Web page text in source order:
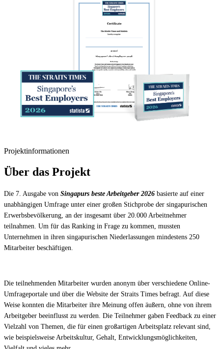
Projektinformationen
Über das Projekt
Die 7. Ausgabe von Singapurs beste Arbeitgeber 2026 basierte auf einer
unabhängigen Umfrage unter einer großen Stichprobe der singapurischen
Erwerbsbevölkerung, an der insgesamt über 20.000 Arbeitnehmer
teilnahmen. Um für das Ranking in Frage zu kommen, mussten
Unternehmen in ihren singapurischen Niederlassungen mindestens 250
Mitarbeiter beschäftigen.
Die teilnehmenden Mitarbeiter wurden anonym über verschiedene Online-
Umfrageportale und über die Website der Straits Times befragt. Auf diese
Weise konnten die Mitarbeiter ihre Meinung offen äußern, ohne von ihrem
Arbeitgeber beeinflusst zu werden. Die Teilnehmer gaben Feedback zu einer
Vielzahl von Themen, die für einen großartigen Arbeitsplatz relevant sind,
wie beispielsweise Arbeitskultur, Gehalt, Entwicklungsmöglichkeiten,